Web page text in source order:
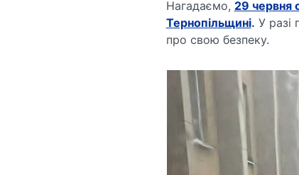
Нагадаємо, 29 червня
Тернопільщині. У разі
про свою безпеку.